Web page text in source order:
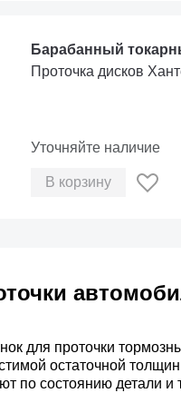
Барабанный
Проточка дисков
Уточняйте наличие
В корзину
для проточки
остаточной
по состоянию детали